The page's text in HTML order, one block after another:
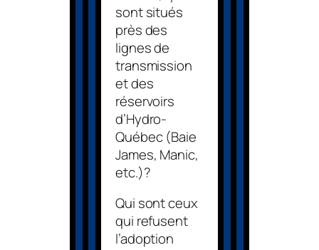
sont situés
près des
lignes de
transmission
et des
réservoirs
d’Hydro-
Québec (Baie
James, Manic,
etc.)?
Qui sont ceux
qui refusent
l’adoption